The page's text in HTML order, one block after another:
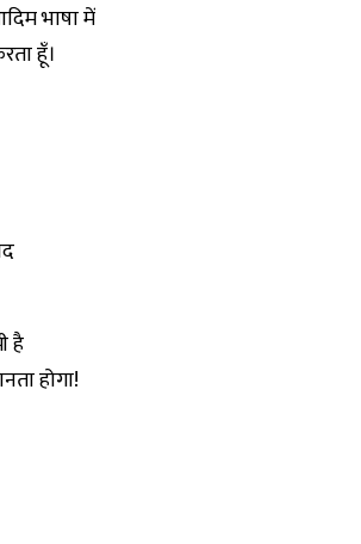
भाषा में
हूँ।
है
होगा!